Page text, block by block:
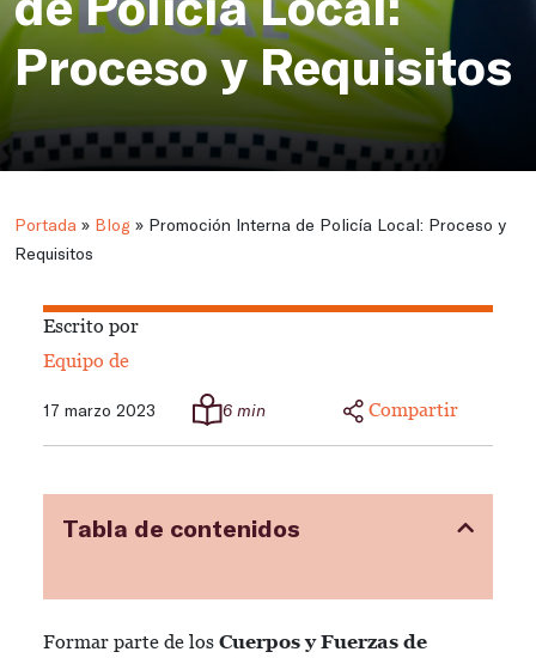
Proceso y Requisitos
Portada » Blog » Promoción Interna de Policía Local: Proceso y
Requisitos
Escrito por
Equipo de
17 marzo 2023 6 min Compartir
Tabla de contenidos
Formar parte de los Cuerpos y Fuerzas de